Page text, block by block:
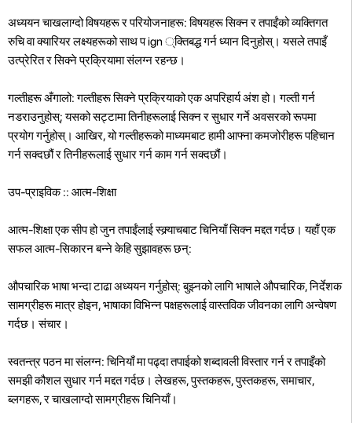
अध्ययन चाखलाग्दो विषयहरू र परियोजनाहरू: विषयहरू सिक्न र तपाईंको व्यक्तिगत
रुचि वा क्यारियर लक्ष्यहरूको साथ प ign ्क्तिबद्ध गर्न ध्यान दिनुहोस्। यसले तपाइँ
उत्प्रेरित र सिक्ने प्रक्रियामा संलग्न रहन्छ।
गल्तीहरू अँगालो: गल्तीहरू सिक्ने प्रक्रियाको एक अपरिहार्य अंश हो। गल्ती गर्न
नडराउनुहोस्; यसको सट्टामा तिनीहरूलाई सिक्न र सुधार गर्ने अवसरको रूपमा
प्रयोग गर्नुहोस्। आखिर, यो गल्तीहरूको माध्यमबाट हामी आफ्ना कमजोरीहरू पहिचान
गर्न सक्दछौं र तिनीहरूलाई सुधार गर्न काम गर्न सक्दछौं।
उप-प्राइविक :: आत्म-शिक्षा
आत्म-शिक्षा एक सीप हो जुन तपाईंलाई स्क्र्याचबाट चिनियाँ सिक्न मद्दत गर्दछ। यहाँ एक
सफल आत्म-सिकारन बन्ने केहि सुझावहरू छन्:
औपचारिक भाषा भन्दा टाढा अध्ययन गर्नुहोस्: बुझ्नको लागि भाषाले औपचारिक, निर्देशक
सामग्रीहरू मात्र होइन, भाषाका विभिन्न पक्षहरूलाई वास्तविक जीवनका लागि अन्वेषण
गर्दछ। संचार।
स्वतन्त्र पठन मा संलग्न: चिनियाँ मा पढ्दा तपाईको शब्दावली विस्तार गर्न र तपाइँको
समझी कौशल सुधार गर्न मद्दत गर्दछ। लेखहरू, पुस्तकहरू, पुस्तकहरू, समाचार,
ब्लगहरू, र चाखलाग्दो सामग्रीहरू चिनियाँ।